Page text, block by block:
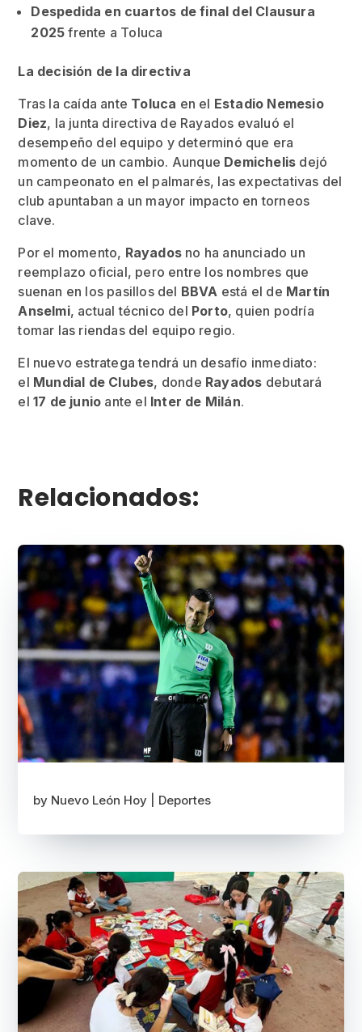
Despedida en cuartos de final del Clausura
2025 frente a Toluca
La decisión de la directiva
Tras la caída ante Toluca en el Estadio Nemesio
Diez, la junta directiva de Rayados evaluó el
desempeño del equipo y determinó que era
momento de un cambio. Aunque Demichelis dejó
un campeonato en el palmarés, las expectativas del
club apuntaban a un mayor impacto en torneos
clave.
Por el momento, Rayados no ha anunciado un
reemplazo oficial, pero entre los nombres que
suenan en los pasillos del BBVA está el de Martín
Anselmi, actual técnico del Porto, quien podría
tomar las riendas del equipo regio.
El nuevo estratega tendrá un desafío inmediato:
el Mundial de Clubes, donde Rayados debutará
el17 de junio ante el Inter de Milán.
Relacionados:
by Nuevo León Hoy Deportes